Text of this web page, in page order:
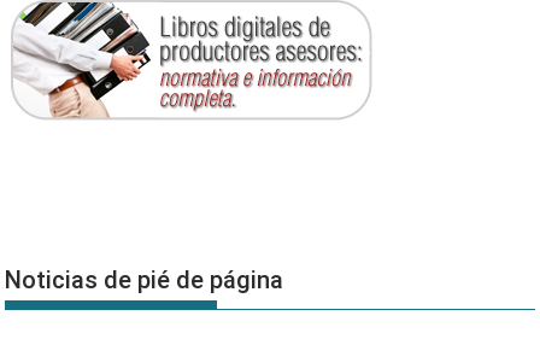
Noticias de pié de página